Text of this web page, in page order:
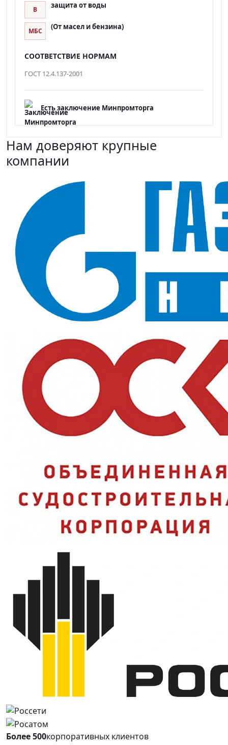
В защита от воды
МБС (От масел и бензина)
СООТВЕТСТВИЕ НОРМАМ
ГОСТ 12.4.137-2001
Есть заключение Минпромторга
Нам доверяют крупные
компании
Более 500корпоративных клиентов